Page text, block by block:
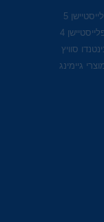
5
4
סוויץ
גיימינג